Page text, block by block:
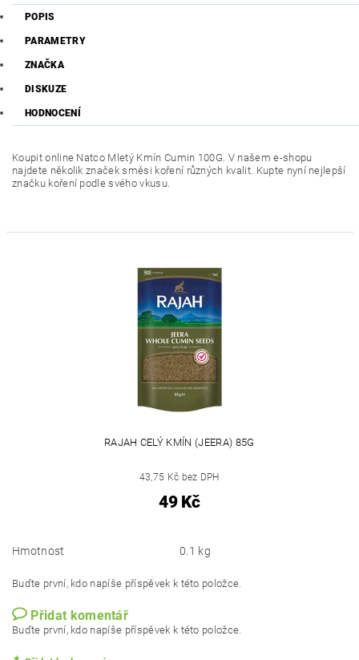
POPIS
PARAMETRY
ZNAČKA
DISKUZE
HODNOCENÍ
Koupit online Natco Mletý Kmín Cumin 100G. V našem e-shopu
najdete několik značek směsi koření různých kvalit. Kupte nyní nejlepší
značku koření podle svého vkusu.
RAJAH CELÝ KMÍN (JEERA) 85G
43,75 Kč bez DPH
49 Kč
Hmotnost 0.1 kg
Buďte první, kdo napíše příspěvek k této položce.
Přidat komentář
Buďte první, kdo napíše příspěvek k této položce.